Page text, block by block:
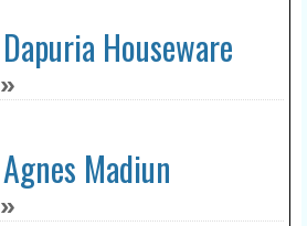
Dapuria Houseware
»
Agnes Madiun
»